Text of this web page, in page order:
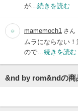
が… 続きを読む
mamemoch1 さん
ムラにならない
ので… 続きを読む
&nd by rom&ndの商